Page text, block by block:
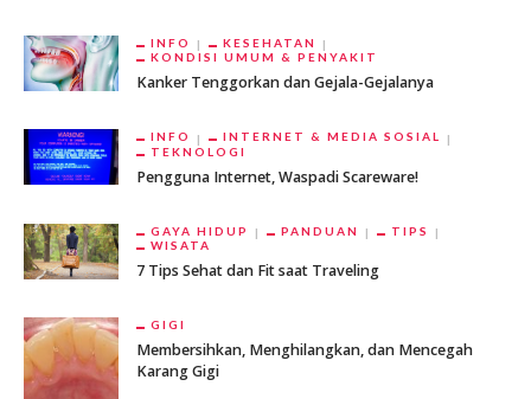
INFO
KESEHATAN
KONDISI UMUM & PENYAKIT
Kanker Tenggorkan dan Gejala-Gejalanya
INFO
INTERNET & MEDIA SOSIAL
TEKNOLOGI
Pengguna Internet, Waspadi Scareware!
GAYA HIDUP PANDUAN
TIPS
WISATA
7 Tips Sehat dan Fit saat Traveling
GIGI
Membersihkan, Menghilangkan, dan Mencegah
Karang Gigi